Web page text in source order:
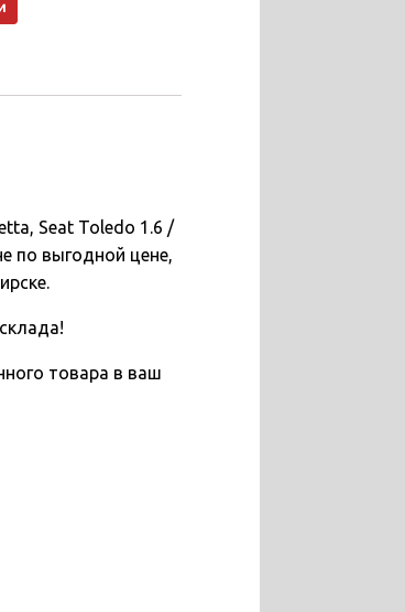
Seat Toledo 1.6 /
по выгодной цене,
товара в ваш